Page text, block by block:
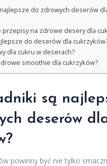
najlepsze do zdrowych deserów
przepisy na zdrowe desery dla
do deserów dla
dla cukru w deserach?
smoothie dla cukrzyków?
są
deserów
powinny być nie tylko